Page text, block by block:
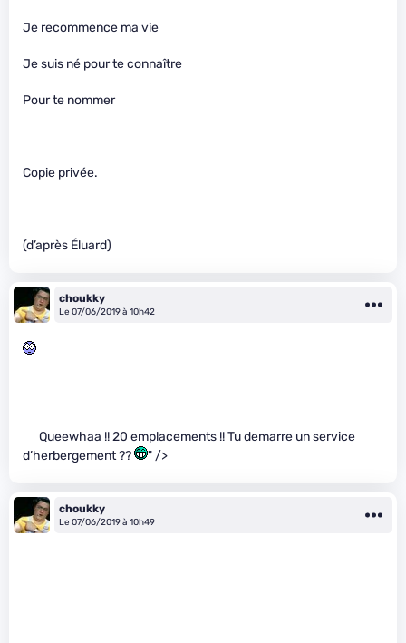
Je recommence ma vie
Je suis né pour te connaître
Pour te nommer
Copie privée.
(d’après Éluard)
choukky
Le 07/06/2019 à 10h42
Queewhaa !! 20 emplacements !! Tu demarre un service
d’herbergement ??
" />
choukky
Le 07/06/2019 à 10h49